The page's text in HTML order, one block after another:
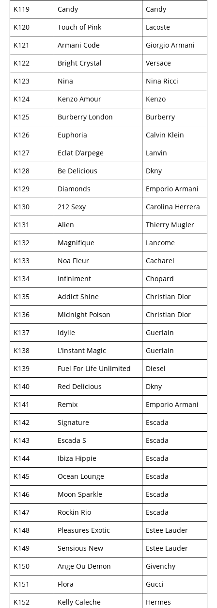
K119
Candy
Candy
K120
Touch of Pink
Lacoste
K121
Armani Code
Giorgio Armani
K122
Bright Crystal
Versace
K123
Nina
Nina Ricci
K124
Kenzo Amour
Kenzo
K125
Burberry London
Burberry
K126
Euphoria
Calvin Klein
K127
Eclat D’arpege
Lanvin
K128
Be Delicious
Dkny
K129
Diamonds
Emporio Armani
K130
212 Sexy
Carolina Herrera
K131
Alien
Thierry Mugler
K132
Magnifique
Lancome
K133
Noa Fleur
Cacharel
K134
Infiniment
Chopard
K135
Addict Shine
Christian Dior
K136
Midnight Poison
Christian Dior
K137
Idylle
Guerlain
K138
L’instant Magic
Guerlain
K139
Fuel For Life Unlimited
Diesel
K140
Red Delicious
Dkny
K141
Remix
Emporio Armani
K142
Signature
Escada
K143
Escada S
Escada
K144
Ibiza Hippie
Escada
K145
Ocean Lounge
Escada
K146
Moon Sparkle
Escada
K147
Rockin Rio
Escada
K148
Pleasures Exotic
Estee Lauder
K149
Sensious New
Estee Lauder
K150
Ange Ou Demon
Givenchy
K151
Flora
Gucci
K152
Kelly Caleche
Hermes